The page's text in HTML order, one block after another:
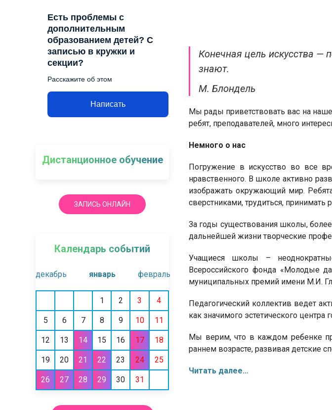
Есть проблемы с
дополнительным
образованием детей? С
записью в кружки и
секции?
Расскажите об этом
Написать
Дистанционное обучение
ЗАПИСЬ ОНЛАЙН
Календарь событий
декабрь январь февраль
1 2 3 4
5 6 7 8 9 10 11
12 13 14 15 16 17 18
19 20 21 22 23 24 25
26 27 28 29 30 31
Конечная цель искусства —
знают.
М. Блондель
Мы рады приветствовать вас на
ребят, преподавателей, много
Немного о нас
Погружение в искусство во все
нравственного. В школе активно
изображать окружающий мир.
сверстниками, трудиться,
За годы существования школы,
дальнейшей жизни творческие
Учащиеся школы –
Всероссийского фонда «Молодые
муниципальных премий имени М.И.
Педагогический коллектив ведет
как значимого эстетического центра
Мы верим, что в каждом ребенке
раннем возрасте, развивая детские
Читать далее…